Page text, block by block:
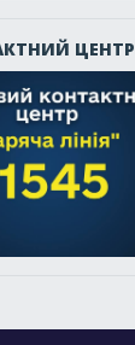
ЦЕНТР